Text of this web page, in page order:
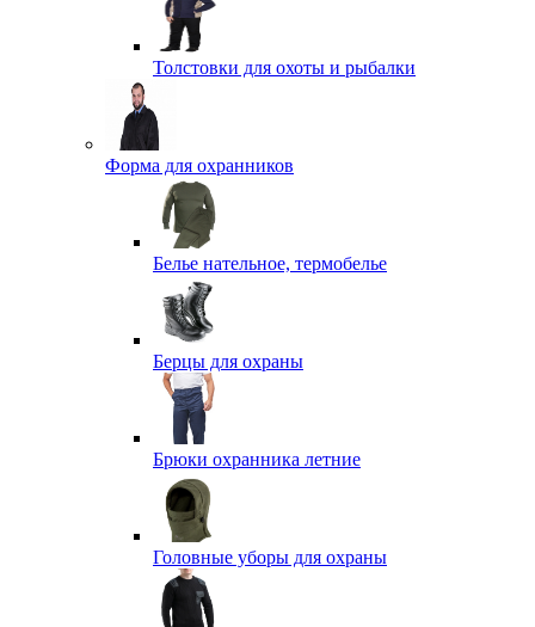
Толстовки для охоты и рыбалки
Форма для охранников
Белье нательное, термобелье
Берцы для охраны
Брюки охранника летние
Головные уборы для охраны